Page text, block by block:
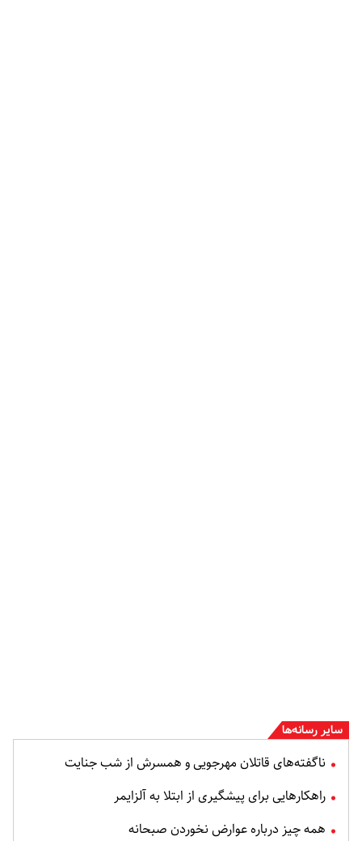
سایر رسانه‌ها
ناگفته‌های قاتلان مهرجویی و همسرش از شب جنایت
راهکارهایی برای پیشگیری از ابتلا به آلزایمر
همه چیز درباره عوارض نخوردن صبحانه